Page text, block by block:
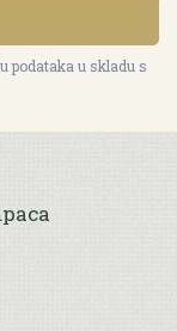
podataka u skladu s